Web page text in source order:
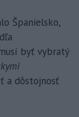
Španielsko,
byť vybratý
a dôstojnosť